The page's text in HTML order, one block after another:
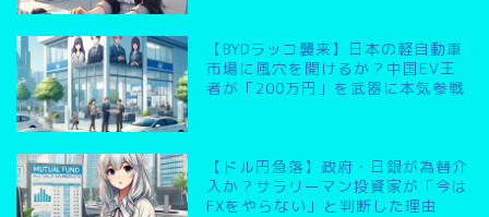
【BYDラッコ襲来】日本の軽自動車
市場に風穴を開けるか？中国EV王
者が「200万円」を武器に本気参戦
【ドル円急落】政府・日銀が為替介
入か？サラリーマン投資家が「今は
FXをやらない」と判断した理由